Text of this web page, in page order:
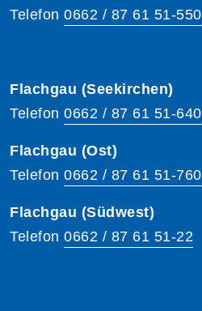
Telefon 0662 / 87 61 51-550
Flachgau (Seekirchen)
Telefon 0662 / 87 61 51-640
Flachgau (Ost)
Telefon 0662 / 87 61 51-760
Flachgau (Südwest)
Telefon 0662 / 87 61 51-22